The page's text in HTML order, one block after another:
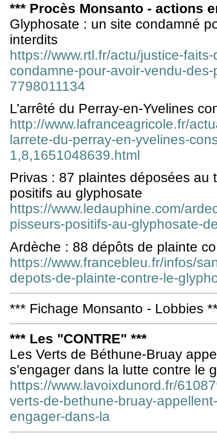
*** Procès Monsanto - actions
Glyphosate : un site condamné
interdits
https://www.rtl.fr/actu/justice-
condamne-pour-avoir-vendu-
7798011134
L’arrêté du Perray-en-Yvelines
http://www.lafranceagricole.fr/
larrete-du-perray-en-yvelines-
1,8,1651048639.html
Privas : 87 plaintes déposées au
positifs au glyphosate
https://www.ledauphine.com/
pisseurs-positifs-au-glyphosate-
Ardèche : 88 dépôts de plainte
https://www.francebleu.fr/infos/
depots-de-plainte-contre-le-
*** Fichage Monsanto - Lobbies
*** Les "CONTRE" ***
Les Verts de Béthune-Bruay
s’engager dans la lutte contre le
https://www.lavoixdunord.fr/
verts-de-bethune-bruay-
engager-dans-la